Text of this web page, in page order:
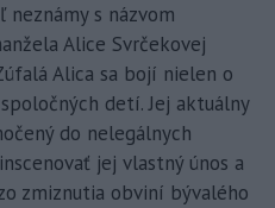
neznámy s názvom
Alice Svrčekovej
Alica sa bojí nielen o
detí. Jej aktuálny
do nelegálnych
jej vlastný únos a
zmiznutia obviní bývalého